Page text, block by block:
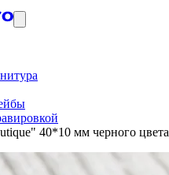
40*10 мм черного цвета